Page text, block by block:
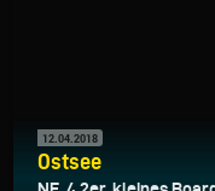
12.04.2018
Ostsee